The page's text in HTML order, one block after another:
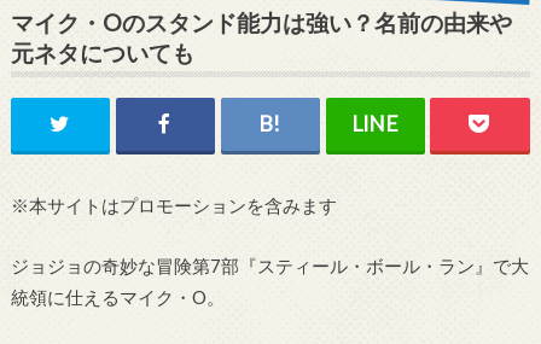
マイク・Oのスタンド能力は強い？名前の由来や
元ネタについても
※本サイトはプロモーションを含みます
ジョジョの奇妙な冒険第7部『スティール・ボール・ラン』で大
統領に仕えるマイク・O。